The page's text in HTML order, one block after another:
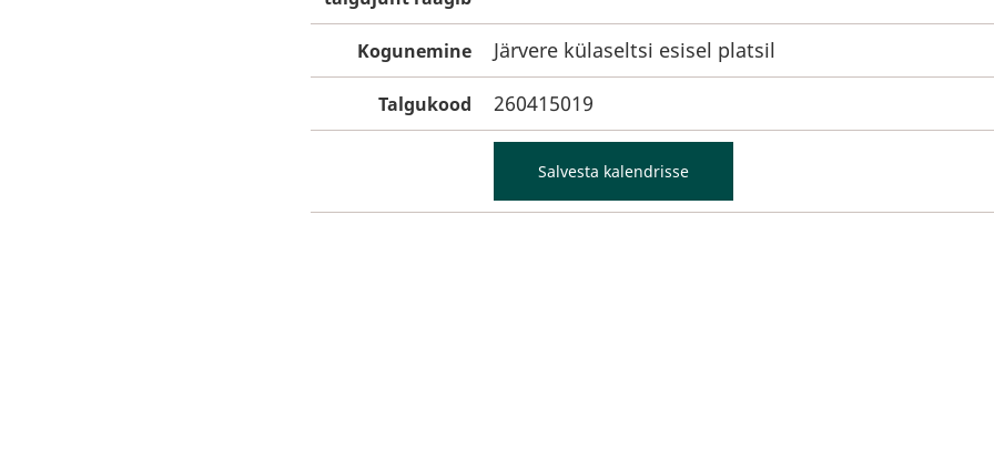
Kogunemine Järvere külaseltsi esisel platsil
Talgukood 260415019
Salvesta kalendrisse